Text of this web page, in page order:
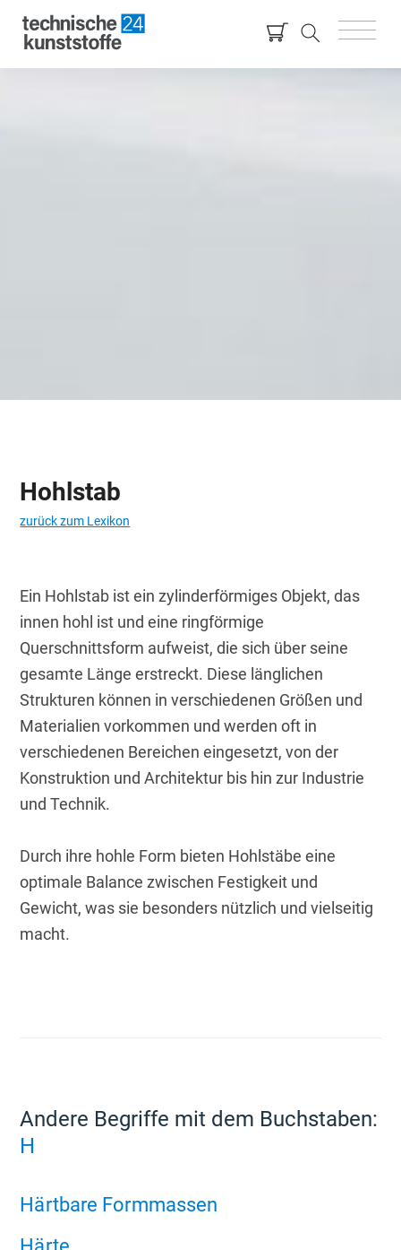
Hohlstab
zurück zum Lexikon
Ein Hohlstab ist ein zylinderförmiges Objekt, das
innen hohl ist und eine ringförmige
Querschnittsform aufweist, die sich über seine
gesamte Länge erstreckt. Diese länglichen
Strukturen können in verschiedenen Größen und
Materialien vorkommen und werden oft in
verschiedenen Bereichen eingesetzt, von der
Konstruktion und Architektur bis hin zur Industrie
und Technik.
Durch ihre hohle Form bieten Hohlstäbe eine
optimale Balance zwischen Festigkeit und
Gewicht, was sie besonders nützlich und vielseitig
macht.
Andere Begriffe mit dem Buchstaben:
H
Härtbare Formmassen